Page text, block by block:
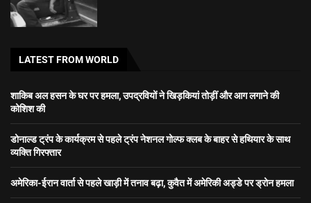
LATEST FROM WORLD
शाकिब अल हसन के घर पर हमला, उपद्रवियों ने खिड़कियां तोड़ीं और आग लगाने की
कोशिश की
डोनाल्ड ट्रंप के कार्यक्रम से पहले ट्रंप नेशनल गोल्फ क्लब के बाहर से हथियार के साथ
व्यक्ति गिरफ्तार
अमेरिका-ईरान वार्ता से पहले खाड़ी में तनाव बढ़ा, कुवैत में अमेरिकी अड्डे पर ड्रोन हमला